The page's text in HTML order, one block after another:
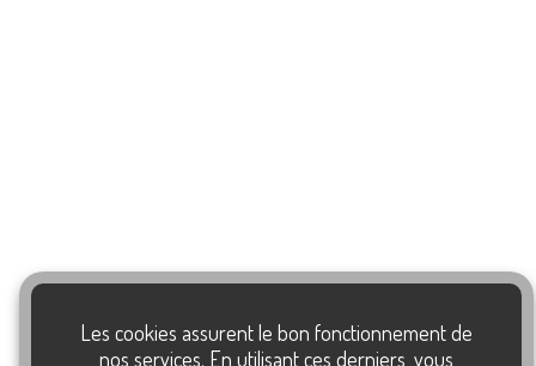
Les cookies assurent le bon fonctionnement de
nos services. En utilisant ces derniers, vous